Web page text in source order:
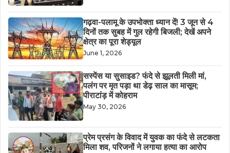
गढ़वा-पलामू के उपभोक्ता ध्यान दें! 3 जून से 4
दिनों तक सुबह में गुल रहेगी बिजली; देखें अपने
क्षेत्र का पूरा शेड्यूल
June 1, 2026
सस्पेंस या सुसाइड? फंदे से झूलती मिली मां,
पलंग पर मृत पड़ा था डेढ़ साल का मासूम;
पीराटांड़ में कोहराम
May 30, 2026
​प्रेम प्रसंग के विवाद में युवक का फंदे से लटकता
मिला शव, परिजनों ने लगाया हत्या का आरोप